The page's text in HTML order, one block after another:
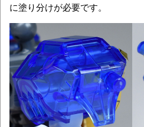
に塗り分けが必要です。